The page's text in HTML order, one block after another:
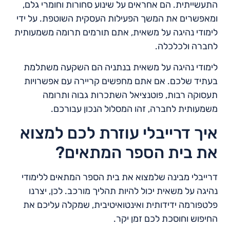
התעשייתית. הם אחראים על שינוע סחורות וחומרי גלם,
ומאפשרים את המשך הפעילות העסקית השוטפת. על ידי
לימודי נהיגה על משאית, אתם תורמים תרומה משמעותית
לחברה ולכלכלה.
לימודי נהיגה על משאית בנתניה הם השקעה משתלמת
בעתיד שלכם. אם אתם מחפשים קריירה עם אפשרויות
תעסוקה רבות, פוטנציאל השתכרות גבוה ותרומה
משמעותית לחברה, זהו המסלול הנכון עבורכם.
איך דרייבלי עוזרת לכם למצוא
את בית הספר המתאים?
דרייבלי מבינה שלמצוא את בית הספר המתאים ללימודי
נהיגה על משאית יכול להיות תהליך מורכב. לכן, יצרנו
פלטפורמה ידידותית ואינטואיטיבית, שמקלה עליכם את
החיפוש וחוסכת לכם זמן יקר.